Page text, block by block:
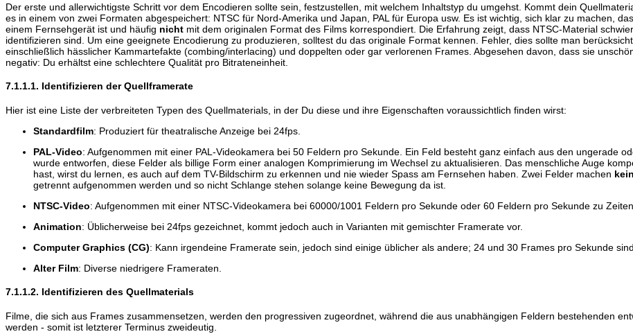
Der erste und allerwichtigste Schritt vor dem Encodieren sollte sein, festzustellen, mit welchem Inhaltstyp du umgehst. Kommt dein
es in einem von zwei Formaten abgespeichert: NTSC für Nord-Amerika und Japan, PAL für Europa usw. Es ist wichtig, sich klar zu machen,
einem Fernsehgerät ist und häufig nicht mit dem originalen Format des Films korrespondiert. Die Erfahrung zeigt, dass NTSC-Material
identifizieren sind. Um eine geeignete Encodierung zu produzieren, solltest du das originale Format kennen. Fehler, dies sollte man
einschließlich hässlicher Kammartefakte (combing/interlacing) und doppelten oder gar verlorenen Frames. Abgesehen davon, dass sie
negativ: Du erhältst eine schlechtere Qualität pro Bitrateneinheit.
7.1.1.1. Identifizieren der Quellframerate
Hier ist eine Liste der verbreiteten Typen des Quellmaterials, in der Du diese und ihre Eigenschaften voraussichtlich finden wirst:
Standardfilm: Produziert für theatralische Anzeige bei 24fps.
PAL-Video: Aufgenommen mit einer PAL-Videokamera bei 50 Feldern pro Sekunde. Ein Feld besteht ganz einfach aus den ungerade
wurde entworfen, diese Felder als billige Form einer analogen Komprimierung im Wechsel zu aktualisieren. Das menschliche Auge
hast, wirst du lernen, es auch auf dem TV-Bildschirm zu erkennen und nie wieder Spass am Fernsehen haben. Zwei Felder machen
getrennt aufgenommen werden und so nicht Schlange stehen solange keine Bewegung da ist.
NTSC-Video: Aufgenommen mit einer NTSC-Videokamera bei 60000/1001 Feldern pro Sekunde oder 60 Feldern pro Sekunde zu
Animation: Üblicherweise bei 24fps gezeichnet, kommt jedoch auch in Varianten mit gemischter Framerate vor.
Computer Graphics (CG): Kann irgendeine Framerate sein, jedoch sind einige üblicher als andere; 24 und 30 Frames pro Sekunde
Alter Film: Diverse niedrigere Frameraten.
7.1.1.2. Identifizieren des Quellmaterials
Filme, die sich aus Frames zusammensetzen, werden den progressiven zugeordnet, während die aus unabhängigen Feldern bestehenden
werden - somit ist letzterer Terminus zweideutig.